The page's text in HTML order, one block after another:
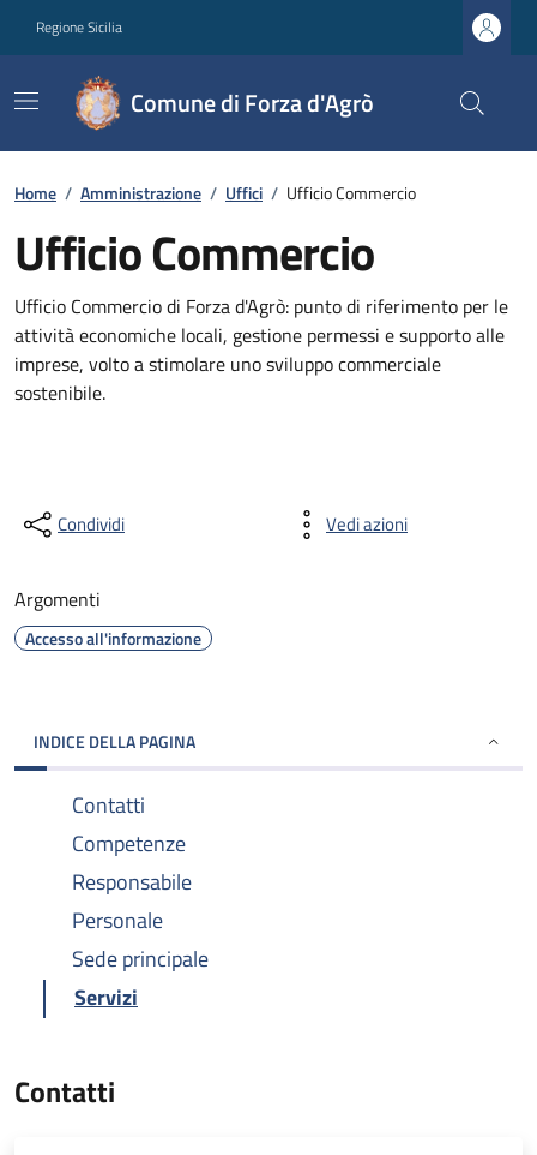
Regione Sicilia
Comune di Forza d'Agrò
Home / Amministrazione / Uffici / Ufficio Commercio
Ufficio Commercio
Ufficio Commercio di Forza d'Agrò: punto di riferimento per le
attività economiche locali, gestione permessi e supporto alle
imprese, volto a stimolare uno sviluppo commerciale
sostenibile.
Condividi Vedi azioni
Argomenti
Accesso all'informazione
INDICE DELLA PAGINA
Contatti
Competenze
Responsabile
Personale
Sede principale
Servizi
Contatti